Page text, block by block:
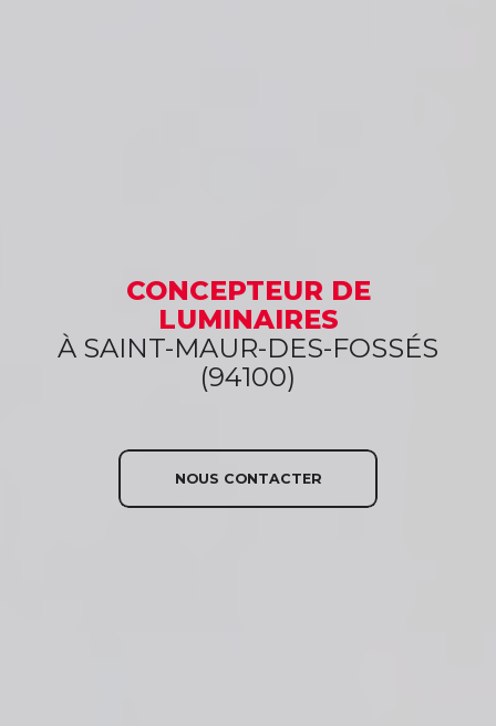
CONCEPTEUR DE
LUMINAIRES
À SAINT-MAUR-DES-FOSSÉS
(94100)
NOUS CONTACTER